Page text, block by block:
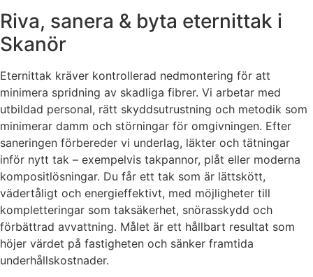
Riva, sanera & byta eternittak i
Skanör
Eternittak kräver kontrollerad nedmontering för att
minimera spridning av skadliga fibrer. Vi arbetar med
utbildad personal, rätt skyddsutrustning och metodik som
minimerar damm och störningar för omgivningen. Efter
saneringen förbereder vi underlag, läkter och tätningar
inför nytt tak – exempelvis takpannor, plåt eller moderna
kompositlösningar. Du får ett tak som är lättskött,
vädertåligt och energieffektivt, med möjligheter till
kompletteringar som taksäkerhet, snörasskydd och
förbättrad avvattning. Målet är ett hållbart resultat som
höjer värdet på fastigheten och sänker framtida
underhållskostnader.